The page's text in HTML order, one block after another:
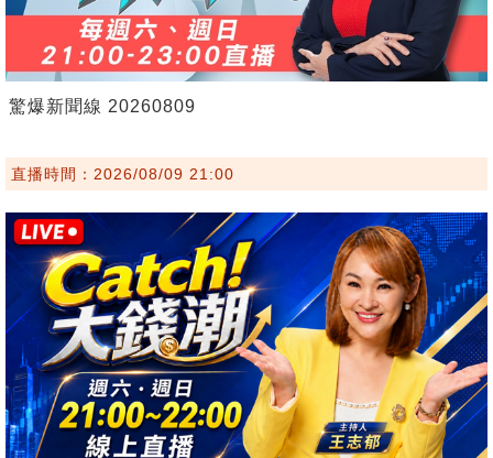
驚爆新聞線 20260809
直播時間：2026/08/09 21:00